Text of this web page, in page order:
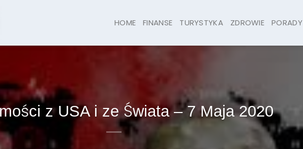
HOME FINANSE TURYSTYKA ZDROWIE PORADY
z USA i ze Świata – 7 Maja 2020